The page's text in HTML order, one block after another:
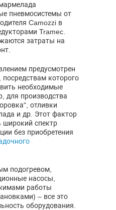
пневмосистемы от
Camozzi в
Tramec.
затраты на
предусмотрен
которого
необходимые
для производства
отливки
и др. Этот фактор
широкий спектр
без приобретения
подогревом,
насосы,
работы
– все это
оборудования.